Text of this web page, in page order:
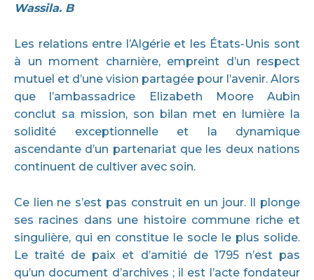
Wassila. B
Les relations entre l’Algérie et les États-Unis sont
à un moment charnière, empreint d’un respect
mutuel et d’une vision partagée pour l’avenir. Alors
que l’ambassadrice Elizabeth Moore Aubin
conclut sa mission, son bilan met en lumière la
solidité exceptionnelle et la dynamique
ascendante d’un partenariat que les deux nations
continuent de cultiver avec soin.
Ce lien ne s’est pas construit en un jour. Il plonge
ses racines dans une histoire commune riche et
singulière, qui en constitue le socle le plus solide.
Le traité de paix et d’amitié de 1795 n’est pas
qu’un document d’archives ; il est l’acte fondateur